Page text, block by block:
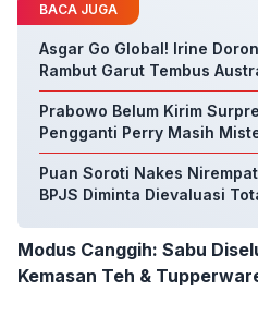
BACA JUGA
Asgar Go Global! Irine
Rambut Garut Tembus
Prabowo Belum Kirim
Pengganti Perry Masih
Puan Soroti Nakes
BPJS Diminta Dievaluasi
Modus Canggih: Sabu
Kemasan Teh &